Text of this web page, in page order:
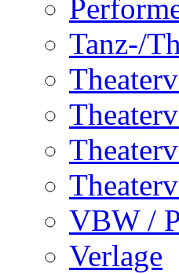
Tanz-/
VBW /
Verlage